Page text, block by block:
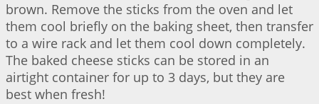
brown. Remove the sticks from the oven and let
them cool briefly on the baking sheet, then transfer
to a wire rack and let them cool down completely.
The baked cheese sticks can be stored in an
airtight container for up to 3 days, but they are
best when fresh!